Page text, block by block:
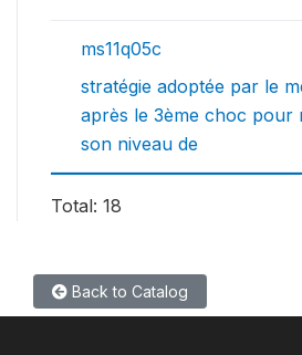
ms11q05c
stratégie adoptée par le
après le 3ème choc pour
son niveau de
Total: 18
Back to Catalog